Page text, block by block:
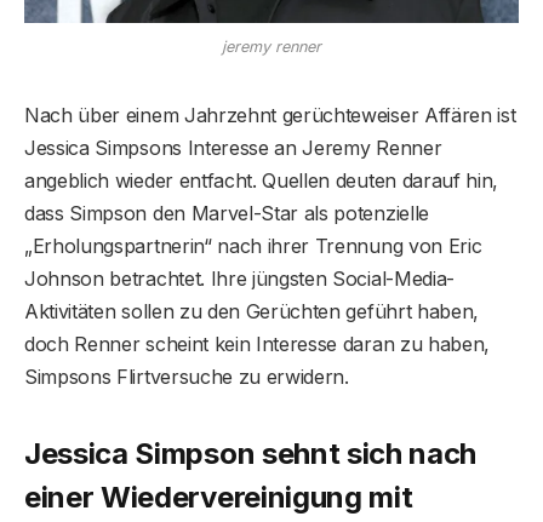
jeremy renner
Nach über einem Jahrzehnt gerüchteweiser Affären ist
Jessica Simpsons Interesse an Jeremy Renner
angeblich wieder entfacht. Quellen deuten darauf hin,
dass Simpson den Marvel-Star als potenzielle
„Erholungspartnerin“ nach ihrer Trennung von Eric
Johnson betrachtet. Ihre jüngsten Social-Media-
Aktivitäten sollen zu den Gerüchten geführt haben,
doch Renner scheint kein Interesse daran zu haben,
Simpsons Flirtversuche zu erwidern.
Jessica Simpson sehnt sich nach
einer Wiedervereinigung mit